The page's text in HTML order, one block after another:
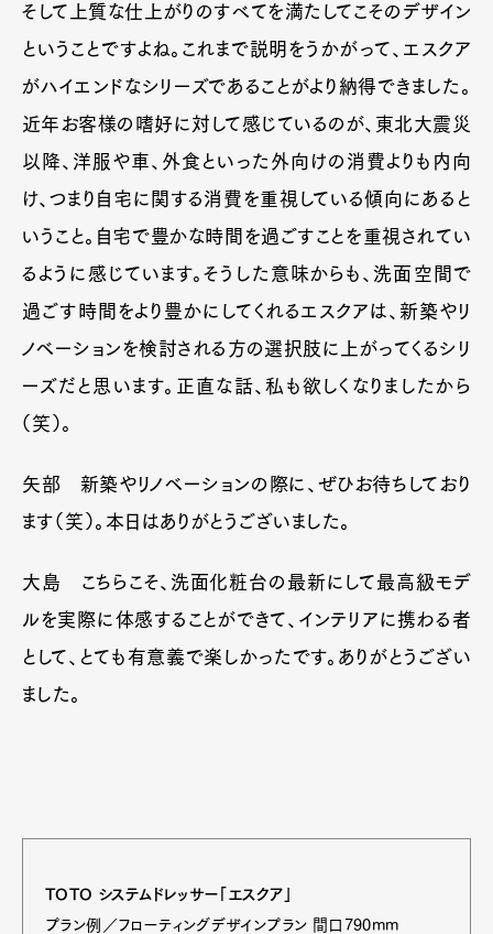
そして上質な仕上がりのすべてを満たしてこそのデザイン
ということですよね。これまで説明をうかがって、エスクア
がハイエンドなシリーズであることがより納得できました。
近年お客様の嗜好に対して感じているのが、東北大震災
以降、洋服や車、外食といった外向けの消費よりも内向
け、つまり自宅に関する消費を重視している傾向にあると
いうこと。自宅で豊かな時間を過ごすことを重視されてい
るように感じています。そうした意味からも、洗面空間で
過ごす時間をより豊かにしてくれるエスクアは、新築やリ
ノベーションを検討される方の選択肢に上がってくるシリ
ーズだと思います。正直な話、私も欲しくなりましたから
（笑）。
矢部 新築やリノベーションの際に、ぜひお待ちしており
ます（笑）。本日はありがとうございました。
大島 こちらこそ、洗面化粧台の最新にして最高級モデ
ルを実際に体感することができて、インテリアに携わる者
として、とても有意義で楽しかったです。ありがとうござい
ました。
TOTO システムドレッサー「エスクア」
プラン例／フローティングデザインプラン 間口790mm